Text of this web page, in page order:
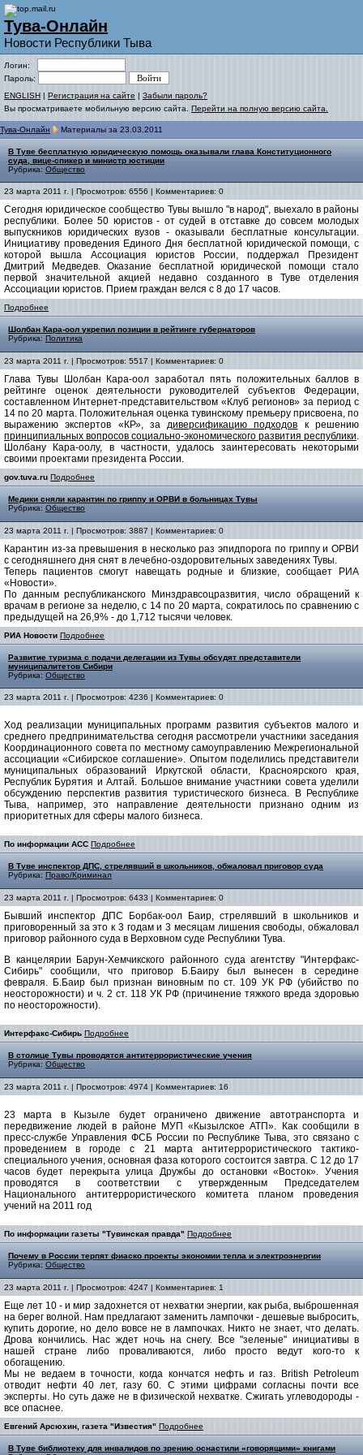
Тува-Онлайн
Новости Республики Тыва
Логин:
Пароль:
ENGLISH | Регистрация на сайте | Забыли пароль?
Вы просматриваете мобильную версию сайта. Перейти на полную версию сайта.
Тува-Онлайн Материалы за 23.03.2011
В Туве бесплатную юридическую помощь оказывали глава Конституционного
суда, вице-спикер и министр юстиции
Рубрика: Общество
23 марта 2011 г. | Просмотров: 6556 | Комментариев: 0
Сегодня юридическое сообщество Тувы вышло "в народ", выехало в районы
республики. Более 50 юристов - от судей в отставке до совсем молодых
выпускников юридических вузов - оказывали бесплатные консультации.
Инициативу проведения Единого Дня бесплатной юридической помощи, с
которой вышла Ассоциация юристов России, поддержал Президент
Дмитрий Медведев. Оказание бесплатной юридической помощи стало
первой значительной акцией недавно созданного в Туве отделения
Ассоциации юристов. Прием граждан велся с 8 до 17 часов.
Подробнее
Шолбан Кара-оол укрепил позиции в рейтинге губернаторов
Рубрика: Политика
23 марта 2011 г. | Просмотров: 5517 | Комментариев: 0
Глава Тувы Шолбан Кара-оол заработал пять положительных баллов в
рейтинге оценок деятельности руководителей субъектов Федерации,
составленном Интернет-представительством «Клуб регионов» за период с
14 по 20 марта. Положительная оценка тувинскому премьеру присвоена, по
выражению экспертов «КР», задиверсификацию подходов к решению
принципиальных вопросов социально-экономического развития республики.
Шолбану Кара-оолу, в частности, удалось заинтересовать некоторыми
своими проектами президента России.
gov.tuva.ru Подробнее
Медики сняли карантин по гриппу и ОРВИ в больницах Тувы
Рубрика: Общество
23 марта 2011 г. | Просмотров: 3887 | Комментариев: 0
Карантин из-за превышения в несколько раз эпидпорога по гриппу и ОРВИ
с сегодняшнего дня снят в лечебно-оздоровительных заведениях Тувы.
Теперь пациентов смогут навещать родные и близкие, сообщает РИА
«Новости».
По данным республиканского Минздравсоцразвития, число обращений к
врачам в регионе за неделю, с 14 по 20 марта, сократилось по сравнению с
предыдущей на 26,9% - до 1,712 тысячи человек.
РИА Новости Подробнее
Развитие туризма с подачи делегации из Тувы обсудят представители
муниципалитетов Сибири
Рубрика: Общество
23 марта 2011 г. | Просмотров: 4236 | Комментариев: 0
Ход реализации муниципальных программ развития субъектов малого и
среднего предпринимательства сегодня рассмотрели участники заседания
Координационного совета по местному самоуправлению Межрегиональной
ассоциации «Сибирское соглашение». Опытом поделились представители
муниципальных образований Иркутской области, Красноярского края,
Республик Бурятия и Алтай. Большое внимание участники совета уделили
обсуждению перспектив развития туристического бизнеса. В Республике
Тыва, например, это направление деятельности признано одним из
приоритетных для сферы малого бизнеса.
По информации АСС Подробнее
В Туве инспектор ДПС, стрелявший в школьников, обжаловал приговор суда
Рубрика: Право/Криминал
23 марта 2011 г. | Просмотров: 6433 | Комментариев: 0
Бывший инспектор ДПС Борбак-оол Баир, стрелявший в школьников и
приговоренный за это к 3 годам и 3 месяцам лишения свободы, обжаловал
приговор районного суда в Верховном суде Республики Тува.
В канцелярии Барун-Хемчикского районного суда агентству "Интерфакс-
Сибирь" сообщили, что приговор Б.Баиру был вынесен в середине
февраля. Б.Баир был признан виновным по ст. 109 УК РФ (убийство по
неосторожности) и ч. 2 ст. 118 УК РФ (причинение тяжкого вреда здоровью
по неосторожности).
Интерфакс-Сибирь Подробнее
В столице Тувы проводятся антитеррористические учения
Рубрика: Общество
23 марта 2011 г. | Просмотров: 4974 | Комментариев: 16
23 марта в Кызыле будет ограничено движение автотранспорта и
передвижение людей в районе МУП «Кызылское АТП». Как сообщили в
пресс-службе Управления ФСБ России по Республике Тыва, это связано с
проведением в городе с 21 марта антитеррористического тактико-
специального учения, основная фаза которого состоится завтра. С 12 до 17
часов будет перекрыта улица Дружбы до остановки «Восток». Учения
проводятся в соответствии с утвержденным Председателем
Национального антитеррористического комитета планом проведения
учений на 2011 год
По информации газеты "Тувинская правда" Подробнее
Почему в России терпят фиаско проекты экономии тепла и электроэнергии
Рубрика: Общество
23 марта 2011 г. | Просмотров: 4247 | Комментариев: 1
Еще лет 10 - и мир задохнется от нехватки энергии, как рыба, выброшенная
на берег волной. Нам предлагают заменить лампочки - дешевые выбросить,
купить дорогие, но дело вовсе не в лампочках. Никто не знает, что делать.
Дрова кончились. Нас ждет ночь на снегу. Все "зеленые" инициативы в
нашей стране либо проваливаются, либо просто ведут кого-то к
обогащению.
Мы не ведаем в точности, когда кончатся нефть и газ. British Petroleum
отводит нефти 40 лет, газу 60. С этими цифрами согласны почти все
эксперты. Но суть даже не в физической нехватке. Сжигать углеводороды -
все опаснее.
Евгений Арсюхин, газета "Известия" Подробнее
В Туве библиотеку для инвалидов по зрению оснастили «говорящими» книгами